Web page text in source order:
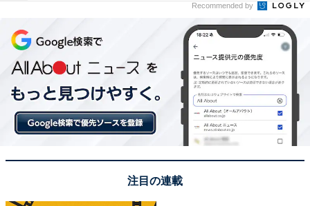
Recommended by
注目の連載